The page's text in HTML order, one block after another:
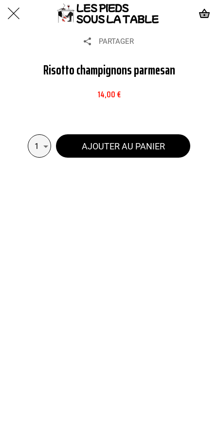
PARTAGER
Risotto champignons parmesan
14,00 €
1 AJOUTER AU PANIER